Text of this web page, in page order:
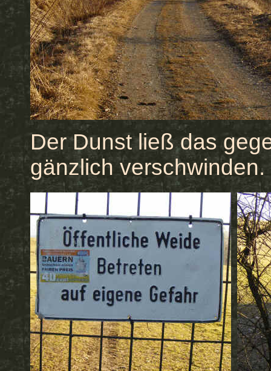
Der Dunst ließ das
gänzlich verschwinden.